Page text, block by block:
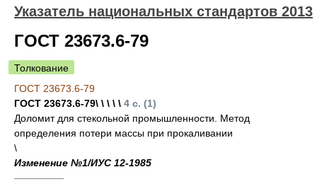
Указатель национальных стандартов 2013
ГОСТ 23673.6-79
Толкование
ГОСТ 23673.6-79
ГОСТ 23673.6-79\ \ \ \ \ 4 с. (1)
Доломит для стекольной промышленности. Метод
определения потери массы при прокаливании
\
Изменение №1/ИУС 12-1985
—————